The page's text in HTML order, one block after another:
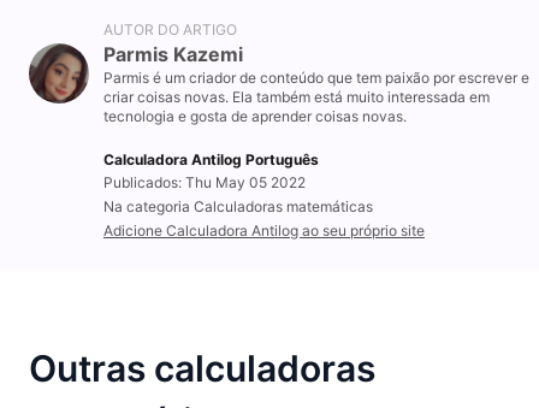
AUTOR DO ARTIGO
Parmis Kazemi
Parmis é um criador de conteúdo que tem paixão por escrever e
criar coisas novas. Ela também está muito interessada em
tecnologia e gosta de aprender coisas novas.
Calculadora Antilog Português
Publicados: Thu May 05 2022
Na categoria Calculadoras matemáticas
Adicione Calculadora Antilog ao seu próprio site
Outras calculadoras